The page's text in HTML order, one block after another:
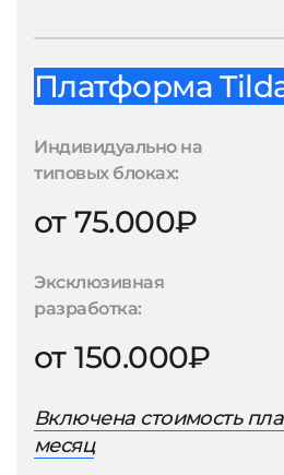
Платформа
Индивидуально на
типовых блоках:
от 75.000₽
Эксклюзивная
разработка:
от 150.000₽
Включена стоимость
месяц